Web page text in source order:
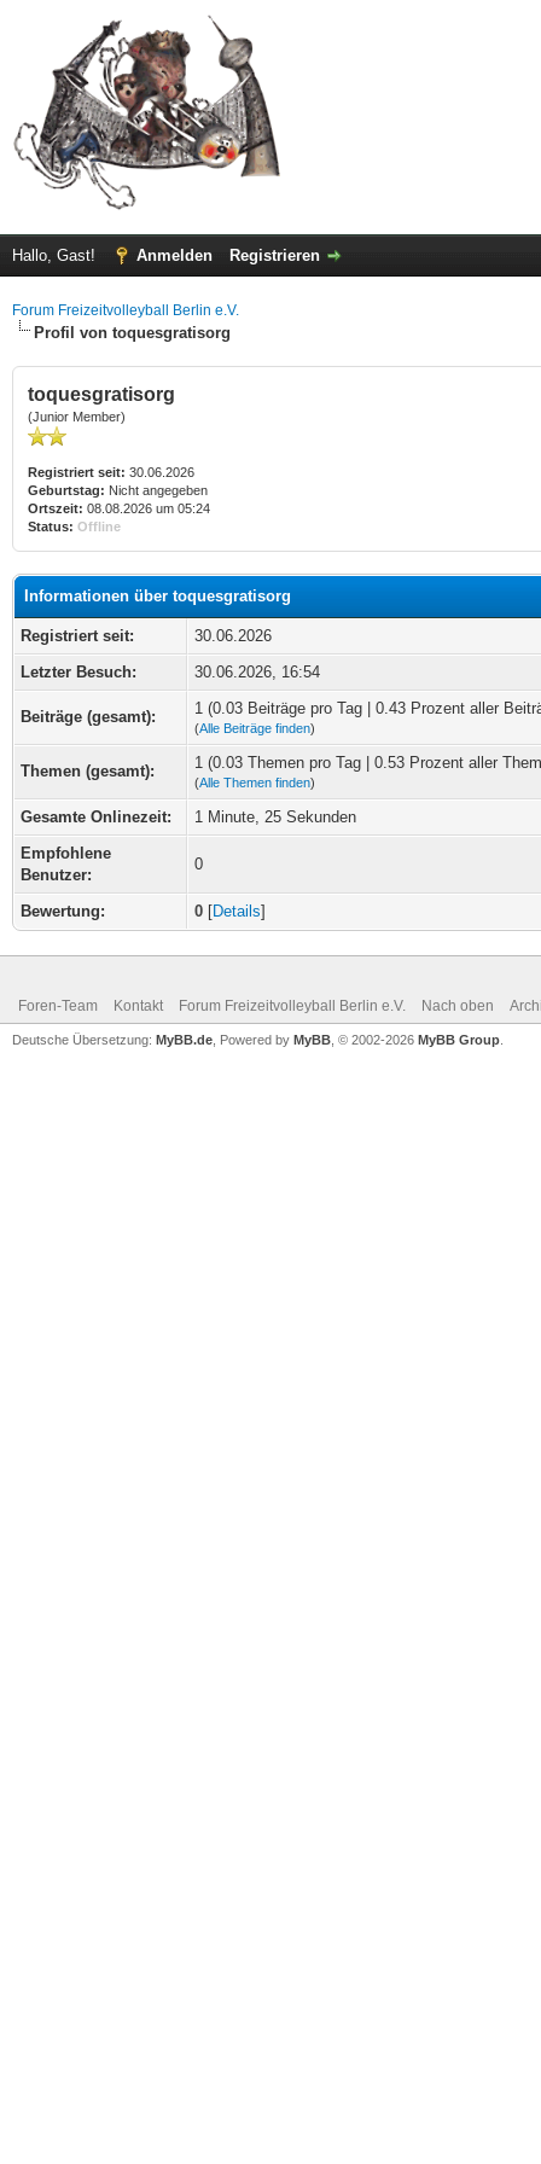
Hallo, Gast! Anmelden Registrieren
Forum Freizeitvolleyball Berlin e.V.
Profil von toquesgratisorg
toquesgratisorg
(Junior Member)
Registriert seit: 30.06.2026
Geburtstag: Nicht angegeben
Ortszeit: 08.08.2026 um 05:24
Status: Offline
Informationen über toquesgratisorg
Registriert seit:
30.06.2026
Letzter Besuch:
30.06.2026, 16:54
Beiträge (gesamt): 1 (0.03 Beiträge pro Tag | 0.43 Prozent aller
(Alle Beiträge finden)
Themen (gesamt): 1 (0.03 Themen pro Tag | 0.53 Prozent aller
(Alle Themen finden)
Gesamte Onlinezeit:
1 Minute, 25 Sekunden
Empfohlene
Benutzer:
0
Bewertung: 0 [Details]
Foren-Team Kontakt Forum Freizeitvolleyball Berlin e.V. Nach oben
Deutsche Übersetzung: MyBB.de , Powered by MyBB , © 2002-2026 MyBB Group